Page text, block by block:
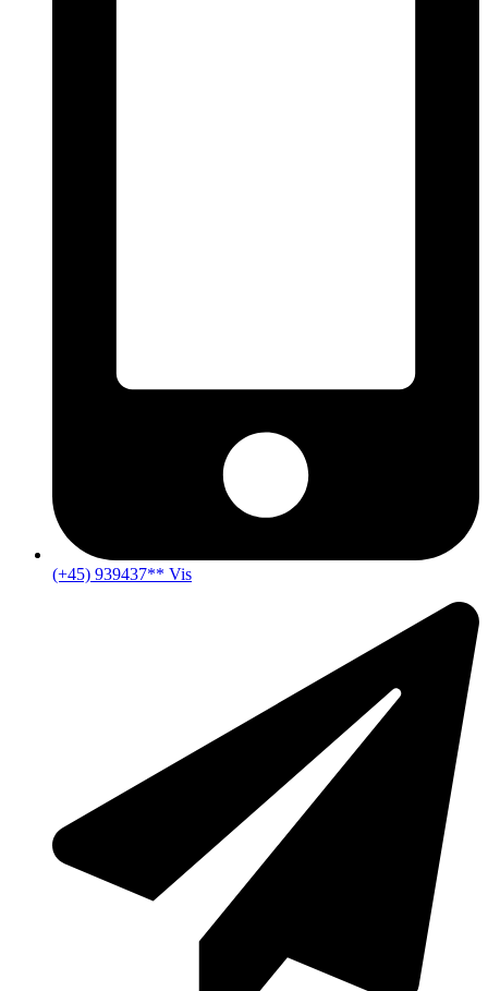
(+45) 939437** Vis